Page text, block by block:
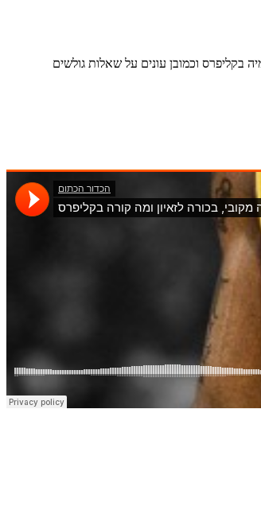
בקליפרס וכמובן עונים על שאלות גולשים